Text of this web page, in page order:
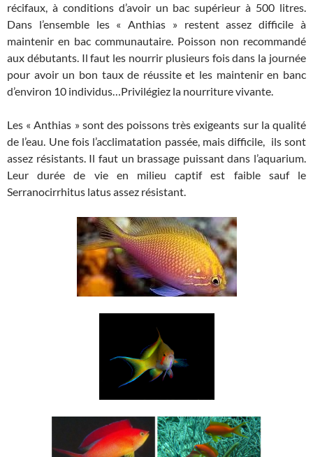
récifaux, à conditions d’avoir un bac supérieur à 500 litres.
Dans l’ensemble les « Anthias » restent assez difficile à
maintenir en bac communautaire. Poisson non recommandé
aux débutants. Il faut les nourrir plusieurs fois dans la journée
pour avoir un bon taux de réussite et les maintenir en banc
d’environ 10 individus…Privilégiez la nourriture vivante.
Les « Anthias » sont des poissons très exigeants sur la qualité
de l’eau. Une fois l’acclimatation passée, mais difficile, ils sont
assez résistants. Il faut un brassage puissant dans l’aquarium.
Leur durée de vie en milieu captif est faible sauf le
Serranocirrhitus latus assez résistant.